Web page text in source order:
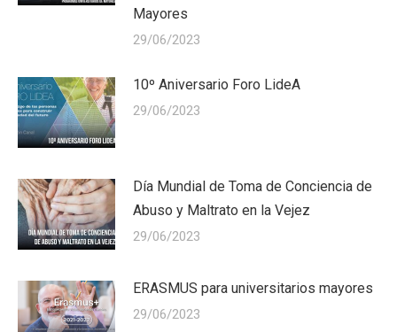
Mayores
29/06/2023
10º Aniversario Foro LideA
29/06/2023
Día Mundial de Toma de Conciencia de
Abuso y Maltrato en la Vejez
29/06/2023
ERASMUS para universitarios mayores
29/06/2023